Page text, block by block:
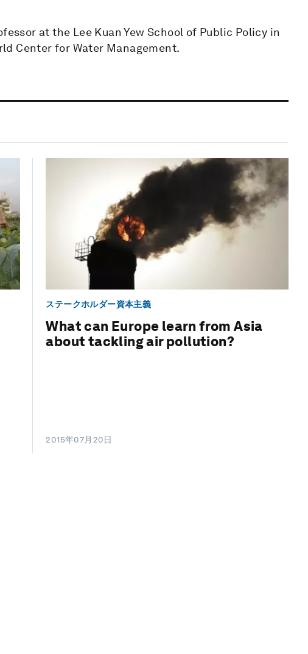
at the Lee Kuan Yew School of Public Policy in
Center for Water Management.
ステークホルダー資本主義
What can Europe learn from Asia
about tackling air pollution?
2015年07月20日